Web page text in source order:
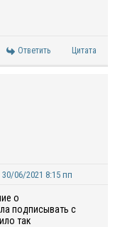
Ответить Цитата
30/06/2021 8:15 пп
о
подписывать с
так